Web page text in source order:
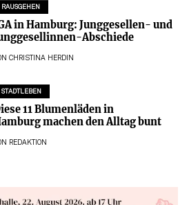
RAUSGEHEN
in Hamburg: Junggesellen- und
Abschiede
CHRISTINA HERDIN
STADTLEBEN
11 Blumenläden in
machen den Alltag bunt
REDAKTION